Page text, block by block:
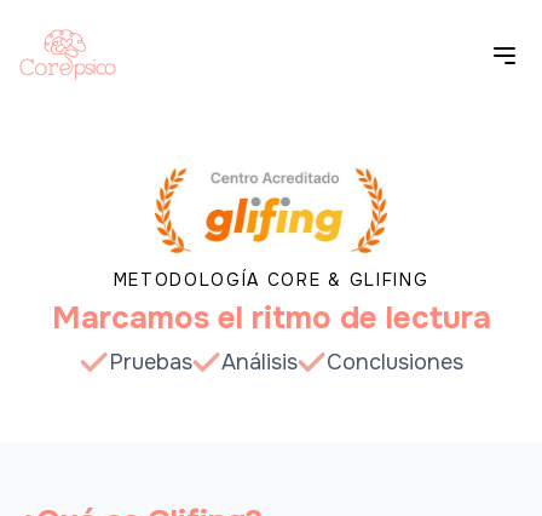
METODOLOGÍA CORE & GLIFING
Marcamos el ritmo de lectura
Pruebas Análisis Conclusiones